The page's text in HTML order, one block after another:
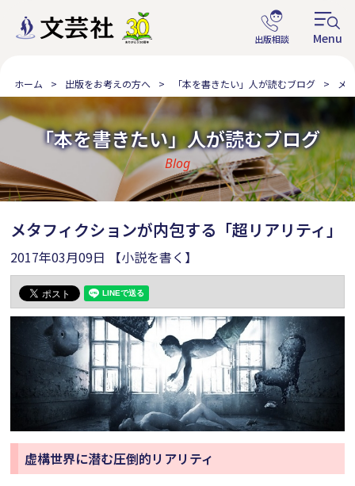
ホーム 出版をお考えの方へ 「本を書きたい」人が読むブログ メ
「本を書きたい」人が読むブログ
Blog
メタフィクションが内包する「超リアリティ」
2017年03月09日 【小説を書く】
虚構世界に潜む圧倒的リアリティ